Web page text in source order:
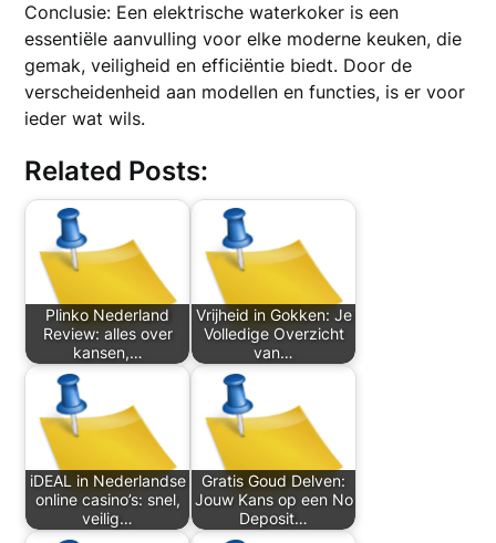
Conclusie: Een elektrische waterkoker is een
essentiële aanvulling voor elke moderne keuken, die
gemak, veiligheid en efficiëntie biedt. Door de
verscheidenheid aan modellen en functies, is er voor
ieder wat wils.
Related Posts:
Plinko Nederland
Review: alles over
kansen,…
Vrijheid in Gokken: Je
Volledige Overzicht
van…
iDEAL in Nederlandse
online casino’s: snel,
veilig…
Gratis Goud Delven:
Jouw Kans op een No
Deposit…